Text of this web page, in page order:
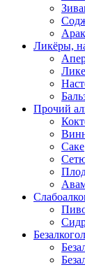
Арак
Ликёры,
Прочий
Саке